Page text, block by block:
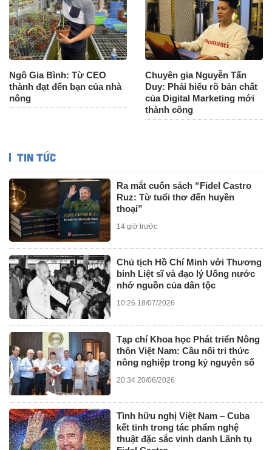
Ngô Gia Bình: Từ CEO
thành đạt đến bạn của nhà
nông
Chuyên gia Nguyễn Tấn
Duy: Phải hiểu rõ bản chất
của Digital Marketing mới
thành công
TIN TỨC
Ra mắt cuốn sách “Fidel Castro
Ruz: Từ tuổi thơ đến huyền
thoại”
14 giờ trước
Chủ tịch Hồ Chí Minh với Thương
binh Liệt sĩ và đạo lý Uống nước
nhớ nguồn của dân tộc
10:26 18/07/2026
Tạp chí Khoa học Phát triển Nông
thôn Việt Nam: Cầu nối tri thức
nông nghiệp trong kỷ nguyên số
20:34 20/06/2026
Tình hữu nghị Việt Nam – Cuba
kết tinh trong tác phẩm nghệ
thuật đặc sắc vinh danh Lãnh tụ